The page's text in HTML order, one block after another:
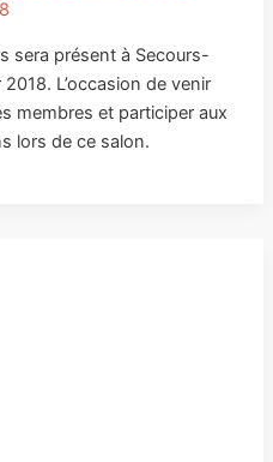
sera présent à Secours-
L’occasion de venir
membres et participer aux
lors de ce salon.